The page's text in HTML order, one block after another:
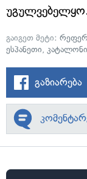
გაიგეთ მეტი:
ესპანეთი,
გაზიარება